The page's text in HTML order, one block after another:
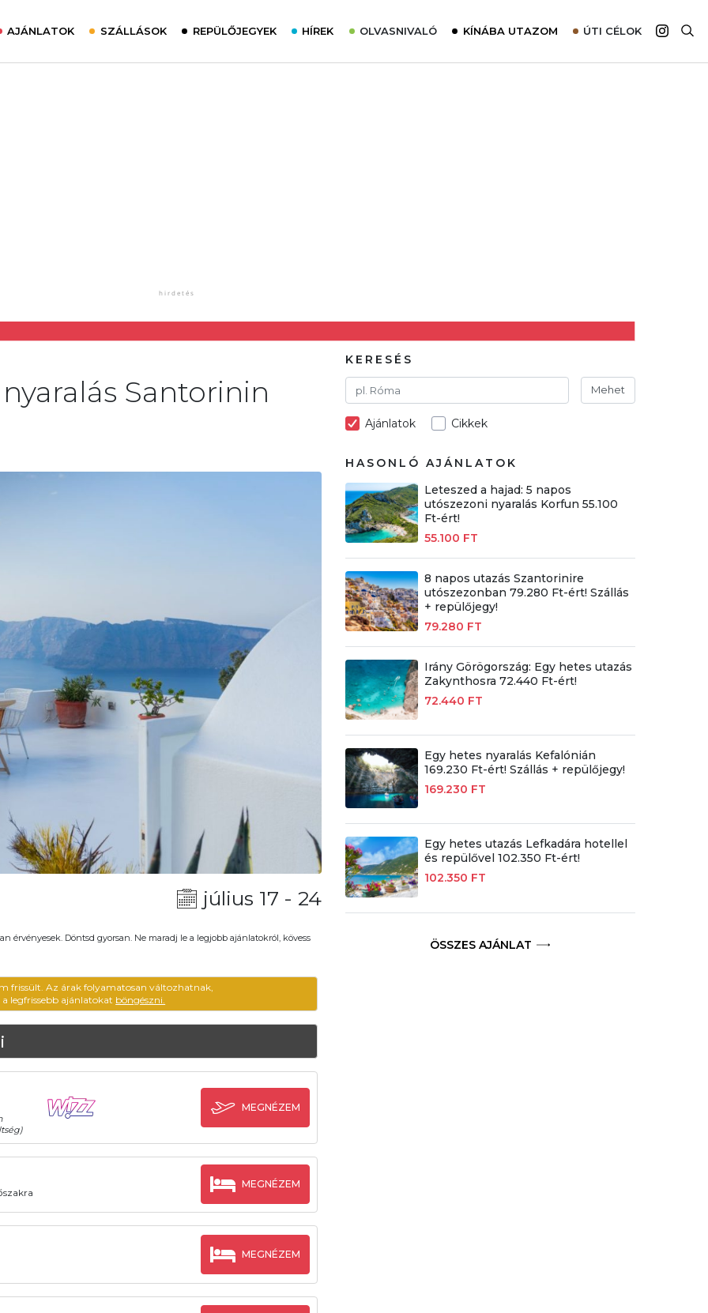
AJÁNLATOK SZÁLLÁSOK REPÜLŐJEGYEK HÍREK OLVASNIVALÓ KÍNÁBA UTAZOM ÚTI CÉLOK
Santorinin
július 17 - 24
érvényesek. Döntsd gyorsan. Ne maradj le a legjobb ajánlatokról, kövess
frissült. Az árak folyamatosan változhatnak,
a legfrissebb ajánlatokat böngészni.
MEGNÉZEM
MEGNÉZEM
MEGNÉZEM
KERESÉS
Mehet
Ajánlatok Cikkek
HASONLÓ AJÁNLATOK
Leteszed a hajad: 5 napos
utószezoni nyaralás Korfun 55.100
Ft-ért!
55.100 FT
8 napos utazás Szantorinire
utószezonban 79.280 Ft-ért! Szállás
+ repülőjegy!
79.280 FT
Irány Görögország: Egy hetes utazás
Zakynthosra 72.440 Ft-ért!
72.440 FT
Egy hetes nyaralás Kefalónián
169.230 Ft-ért! Szállás + repülőjegy!
169.230 FT
Egy hetes utazás Lefkadára hotellel
és repülővel 102.350 Ft-ért!
102.350 FT
ÖSSZES AJÁNLAT